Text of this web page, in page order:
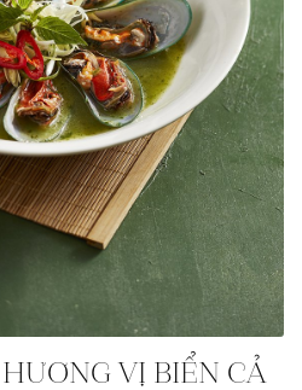
VỊ BIỂN CẢ